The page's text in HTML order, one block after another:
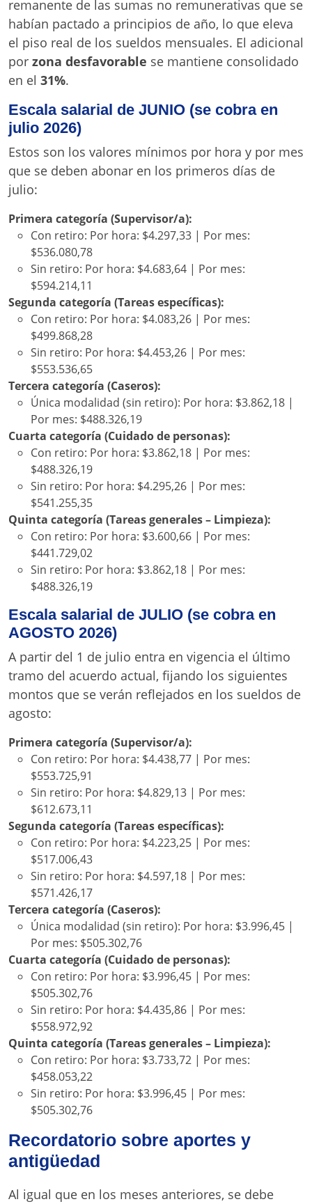
remanente de las sumas no remunerativas que se
habían pactado a principios de año, lo que eleva
el piso real de los sueldos mensuales. El adicional
por zona desfavorable se mantiene consolidado
en el 31%.
Escala salarial de JUNIO (se cobra en
julio 2026)
Estos son los valores mínimos por hora y por mes
que se deben abonar en los primeros días de
julio:
Primera categoría (Supervisor/a):
Con retiro: Por hora: $4.297,33 | Por mes:
$536.080,78
Sin retiro: Por hora: $4.683,64 | Por mes:
$594.214,11
Segunda categoría (Tareas específicas):
Con retiro: Por hora: $4.083,26 | Por mes:
$499.868,28
Sin retiro: Por hora: $4.453,26 | Por mes:
$553.536,65
Tercera categoría (Caseros):
Única modalidad (sin retiro): Por hora: $3.862,18 |
Por mes: $488.326,19
Cuarta categoría (Cuidado de personas):
Con retiro: Por hora: $3.862,18 | Por mes:
$488.326,19
Sin retiro: Por hora: $4.295,26 | Por mes:
$541.255,35
Quinta categoría (Tareas generales – Limpieza):
Con retiro: Por hora: $3.600,66 | Por mes:
$441.729,02
Sin retiro: Por hora: $3.862,18 | Por mes:
$488.326,19
Escala salarial de JULIO (se cobra en
AGOSTO 2026)
A partir del 1 de julio entra en vigencia el último
tramo del acuerdo actual, fijando los siguientes
montos que se verán reflejados en los sueldos de
agosto:
Primera categoría (Supervisor/a):
Con retiro: Por hora: $4.438,77 | Por mes:
$553.725,91
Sin retiro: Por hora: $4.829,13 | Por mes:
$612.673,11
Segunda categoría (Tareas específicas):
Con retiro: Por hora: $4.223,25 | Por mes:
$517.006,43
Sin retiro: Por hora: $4.597,18 | Por mes:
$571.426,17
Tercera categoría (Caseros):
Única modalidad (sin retiro): Por hora: $3.996,45 |
Por mes: $505.302,76
Cuarta categoría (Cuidado de personas):
Con retiro: Por hora: $3.996,45 | Por mes:
$505.302,76
Sin retiro: Por hora: $4.435,86 | Por mes:
$558.972,92
Quinta categoría (Tareas generales – Limpieza):
Con retiro: Por hora: $3.733,72 | Por mes:
$458.053,22
Sin retiro: Por hora: $3.996,45 | Por mes:
$505.302,76
Recordatorio sobre aportes y
antigüedad
Al igual que en los meses anteriores, se debe